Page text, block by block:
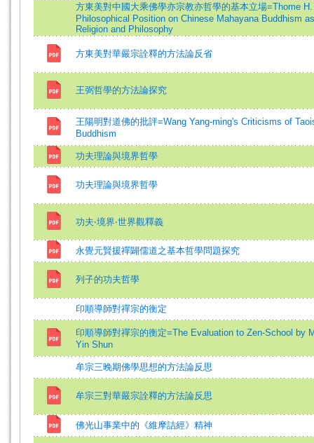
方東美對中國大乘佛學亦宗教亦哲學的基本立場=Thome
Philosophical Position on Chinese Mahayana Buddhism
Religion and Philosophy
方東美對華嚴宗詮釋的方法論反省
王弼哲學的方法論探究
王陽明對道佛的批評=Wang Yang-ming's Criticisms of
Buddhism
功夫理論與境界哲學
功夫理論與境界哲學
功夫‧境界‧世界觀釋義
永覺元賢援禪闢儒道之基本哲學問題探究
列子的功夫哲學
印順導師對禪宗的衡定
印順導師對禪宗的衡定=The Evaluation to Zen-School by
Yin Shun
牟宗三晚期佛學思想的方法論反思
牟宗三對華嚴宗詮釋的方法論反思
佛光山事業中的《維摩詰經》精神